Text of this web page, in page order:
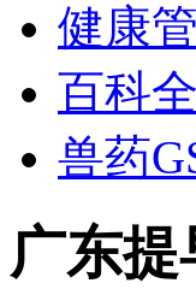
健康
百科
兽药
广东